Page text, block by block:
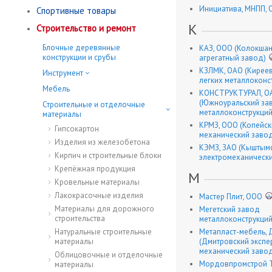
Спортивные товары
Строительство и ремонт
Блочные деревянные
конструкции и срубы
Инструмент
Мебель
Строительные и отделочные
материалы
Гипсокартон
Изделия из железобетона
Кирпич и строительные блоки
Крепёжная продукция
Кровельные материалы
Лакокрасочные изделия
Материалы для дорожного
строительства
Натуральные строительные
материалы
Облицовочные и отделочные
материалы
Инициатива, МНПП,
К
КАЗ, ООО
агрегатный завод)
КЗЛМК, ОАО
легких
КОНСТРУКТУРАЛ,
(Южноуральский
КРМЗ, ООО
механический
КЭМЗ, ЗАО
М
Мастер Плит, ООО
Мегетский завод
Метапласт-
(Дмитровский
механический
Мордовпромстрой